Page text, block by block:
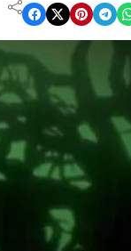
Share on Facebook Share on X Share on Pinterest Share on Telegram Share